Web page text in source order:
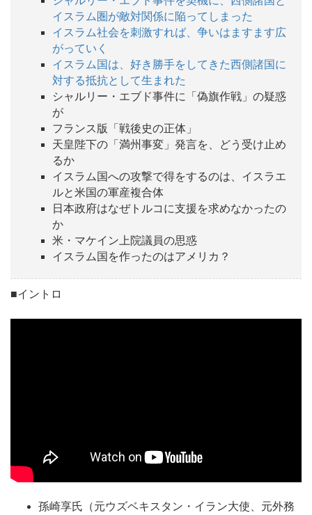
イスラム圏が敵対関係に陥ってしまった
イスラム社会を刺激すれば、争いはますます広
がっていく
イスラム国は、好き勝手をしてきた西側諸国に
対する抵抗として生まれた
シャルリー・エブド事件に「偽旗作戦」の疑惑
が
フランス版「戦後史の正体」
天皇陛下の「満州事変」発言を、どう受け止め
るか
イスラム国への攻撃で得をするのは、イスラエ
ルと米国の軍産複合体
日本政府はなぜトルコに支援を求めなかったの
か
米・マケイン上院議員の思惑
イスラム国を作ったのはアメリカ？
■イントロ
孫崎享氏（元ウズベキスタン・イラン大使、元外務